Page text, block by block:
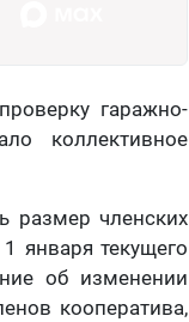
гаражно-
коллективное
размер членских
января текущего
об изменении
кооператива,